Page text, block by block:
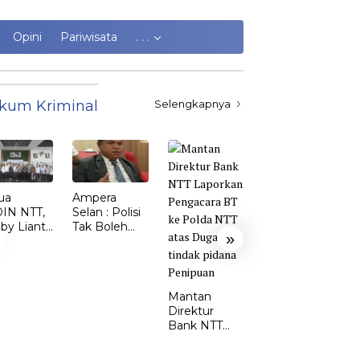
Opini Pariwisata . . .
Kriminal Selengkapnya
»
NTT,
Lianto
dr.
Ampera
Selan : Polisi
Tak Boleh
Mantan
Direktur
Bank NTT